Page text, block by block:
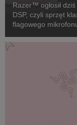
Razer™ ogłosił
DSP, czyli sprzęt
flagowego
głosu bez